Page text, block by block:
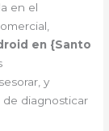
en el
en {Santo
y
de diagnosticar